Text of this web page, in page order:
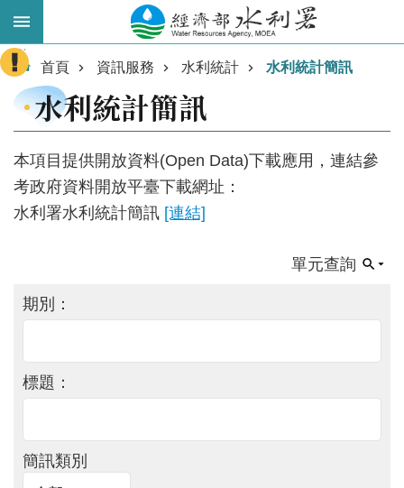
跳到主要內容區塊
進
階
搜
務
主
軸
最
新
:::
首頁 資訊服務 水利統計 水利統計簡訊
水利統計簡訊
本項目提供開放資料(Open Data)下載應用，連結參
考政府資料開放平臺下載網址：
水利署水利統計簡訊 [連結]
單元查詢
期別：
標題：
簡訊類別